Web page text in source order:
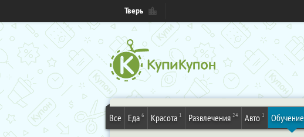
Тверь
Все Еда 6 Красота 1 Развлечения 24 Авто 1 Обучение